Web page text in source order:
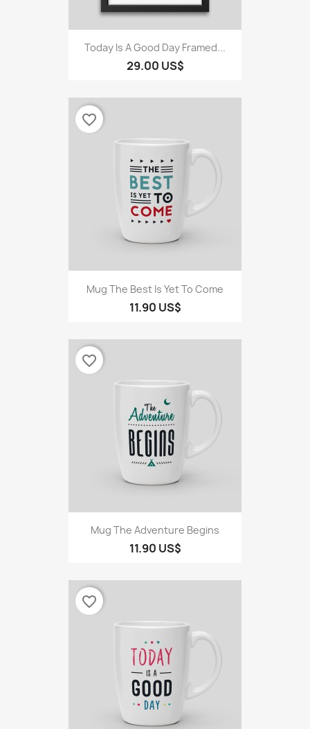
Today Is A Good Day Framed...
29.00 US$
Mug The Best Is Yet To Come
11.90 US$
favorite_border
Mug The Adventure Begins
11.90 US$
favorite_border
favorite_border